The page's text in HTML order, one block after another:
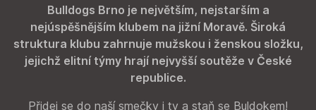
Bulldogs Brno je největším, nejstarším a
nejúspěšnějším klubem na jižní Moravě. Široká
struktura klubu zahrnuje mužskou i ženskou složku,
jejichž elitní týmy hrají nejvyšší soutěže v České
republice.
Přidej se do naší smečky i ty a staň se Buldokem!